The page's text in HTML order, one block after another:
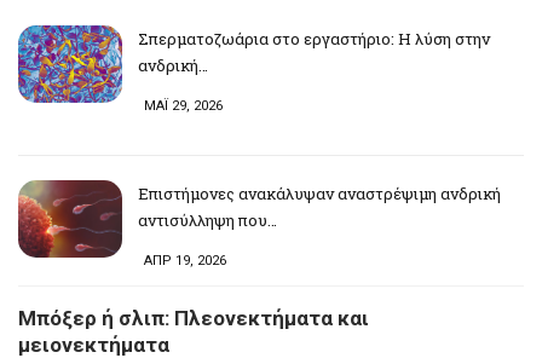
Σπερματοζωάρια στο εργαστήριο: Η λύση στην
ανδρική…
ΜΑΪ 29, 2026
Επιστήμονες ανακάλυψαν αναστρέψιμη ανδρική
αντισύλληψη που…
ΑΠΡ 19, 2026
Μπόξερ ή σλιπ: Πλεονεκτήματα και
μειονεκτήματα